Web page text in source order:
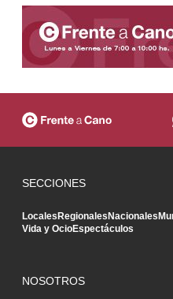
SECCIONES
LocalesRegionalesNacionales
Vida y OcioEspectáculos
NOSOTROS